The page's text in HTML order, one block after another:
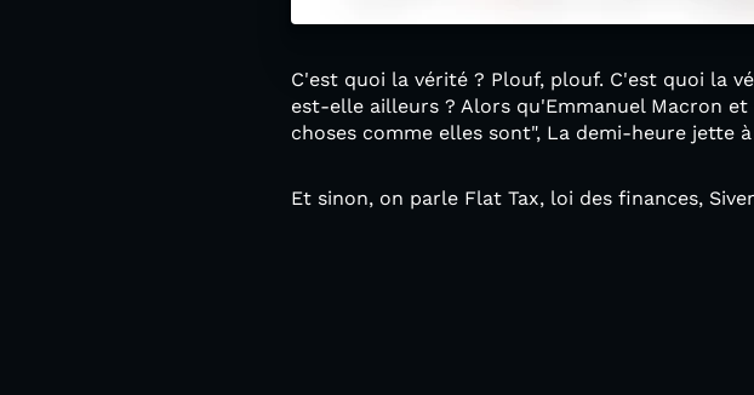
C'est quoi la vérité ? Plouf, plouf. C'est quoi la
est-elle ailleurs ? Alors qu'Emmanuel Macron
choses comme elles sont", La demi-heure jette
Et sinon, on parle Flat Tax, loi des finances,